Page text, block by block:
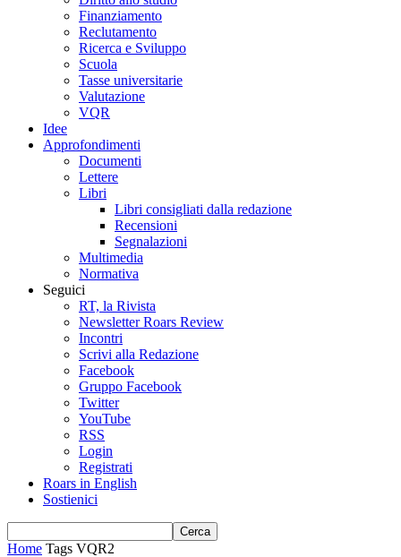
Finanziamento
Reclutamento
Ricerca e Sviluppo
Scuola
Tasse universitarie
Valutazione
VQR
Idee
Approfondimenti
Documenti
Lettere
Libri
Libri consigliati dalla redazione
Recensioni
Segnalazioni
Multimedia
Normativa
Seguici
RT, la Rivista
Newsletter Roars Review
Incontri
Scrivi alla Redazione
Facebook
Gruppo Facebook
Twitter
YouTube
RSS
Login
Registrati
Roars in English
Sostienici
Home Tags VQR2